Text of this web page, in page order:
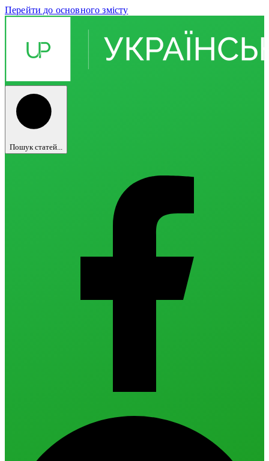
Перейти до основного змісту
Пошук статей...